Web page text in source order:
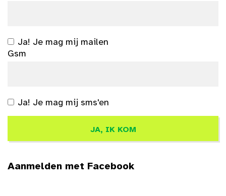
Ja! Je mag mij mailen
Gsm
Ja! Je mag mij sms'en
Aanmelden met Facebook